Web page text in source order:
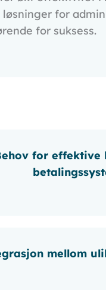
for
for suksess.
for effektive
mellom